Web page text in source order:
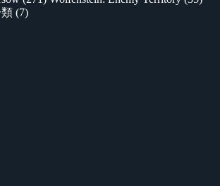
(7)